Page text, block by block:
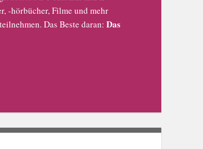
-hörbücher, Filme und mehr
Das Beste daran: Das